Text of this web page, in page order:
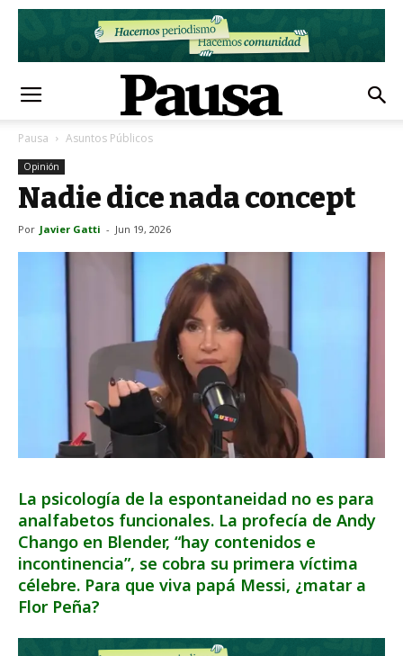
Pausa Asuntos Públicos
Opinión
Nadie dice nada concept
Por Javier Gatti - Jun 19, 2026
La psicología de la espontaneidad no es para
analfabetos funcionales. La profecía de Andy
Chango en Blender, “hay contenidos e
incontinencia”, se cobra su primera víctima
célebre. Para que viva papá Messi, ¿matar a
Flor Peña?